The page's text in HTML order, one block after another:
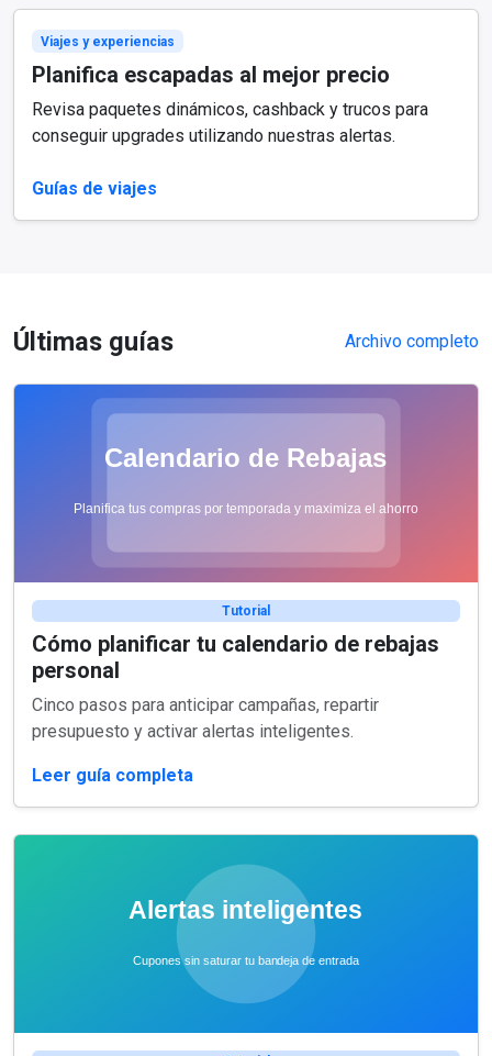
Viajes y experiencias
Planifica escapadas al mejor precio
Revisa paquetes dinámicos, cashback y trucos para
conseguir upgrades utilizando nuestras alertas.
Guías de viajes
Últimas guías Archivo completo
Tutorial
Cómo planificar tu calendario de rebajas
personal
Cinco pasos para anticipar campañas, repartir
presupuesto y activar alertas inteligentes.
Leer guía completa